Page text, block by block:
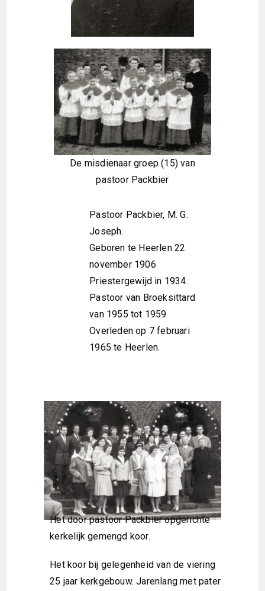
De misdienaar groep (15) van
pastoor Packbier
Pastoor Packbier, M. G.
Joseph.
Geboren te Heerlen 22
november 1906
Priestergewijd in 1934.
Pastoor van Broeksittard
van 1955 tot 1959
Overleden op 7 februari
1965 te Heerlen.
Het door pastoor Packbier opgerichte
kerkelijk gemengd koor.
Het koor bij gelegenheid van de viering
25 jaar kerkgebouw. Jarenlang met pater